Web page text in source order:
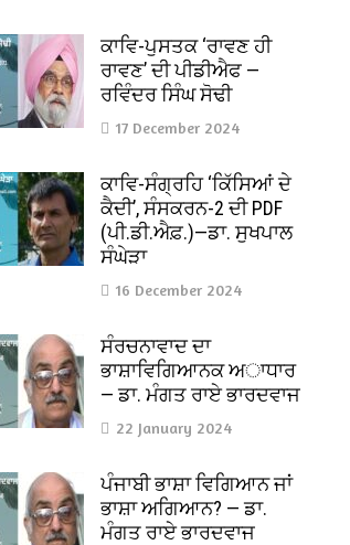
ਕਾਵਿ-ਪੁਸਤਕ ‘ਰਾਵਣ ਹੀ
ਰਾਵਣ’ ਦੀ ਪੀਡੀਐਫ —
ਰਵਿੰਦਰ ਸਿੰਘ ਸੋਢੀ
17 December 2024
ਕਾਵਿ-ਸੰਗ੍ਰਹਿ ‘ਕਿੱਸਿਆਂ ਦੇ
ਕੈਦੀ’, ਸੰਸਕਰਨ-2 ਦੀ PDF
(ਪੀ.ਡੀ.ਐਫ਼.)—ਡਾ. ਸੁਖਪਾਲ
ਸੰਘੇੜਾ
16 December 2024
ਸੰਰਚਨਾਵਾਦ ਦਾ
ਭਾਸ਼ਾਵਿਗਿਆਨਕ ਅਾਧਾਰ
— ਡਾ. ਮੰਗਤ ਰਾਏ ਭਾਰਦਵਾਜ
22 January 2024
ਪੰਜਾਬੀ ਭਾਸ਼ਾ ਵਿਗਿਆਨ ਜਾਂ
ਭਾਸ਼ਾ ਅਗਿਆਨ? — ਡਾ.
ਮੰਗਤ ਰਾਏ ਭਾਰਦਵਾਜ